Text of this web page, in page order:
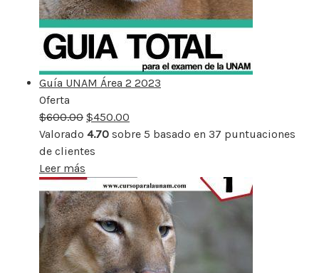
Guía UNAM Área 2 2023
Oferta
rebajado
$600.00 $450.00
Valorado 4.70 sobre 5 basado en 37 puntuaciones
de clientes
Leer más